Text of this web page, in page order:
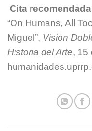
Cita
“On Humans, All
Miguel”, Visión
Historia del Arte, 15